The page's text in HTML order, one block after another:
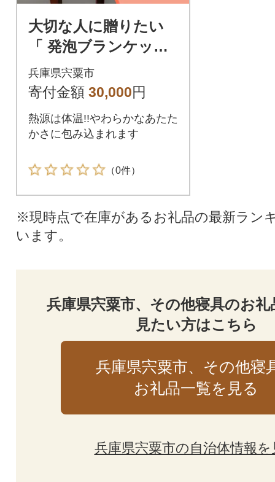
大切な人に贈りたい
「 発泡ブランケット
」 BN1
兵庫県宍粟市
寄付金額 30,000円
熱源は体温!!やわらかなあたた
かさに包み込まれます
（0件）
※現時点で在庫があるお礼品の最新ラン
います。
兵庫県宍粟市、その他寝具のお
見たい方はこちら
兵庫県宍粟市、その他寝
お礼品一覧を見る
兵庫県宍粟市の自治体情報を